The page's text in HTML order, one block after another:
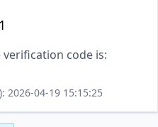
code is:
2026-04-19 15:15:25